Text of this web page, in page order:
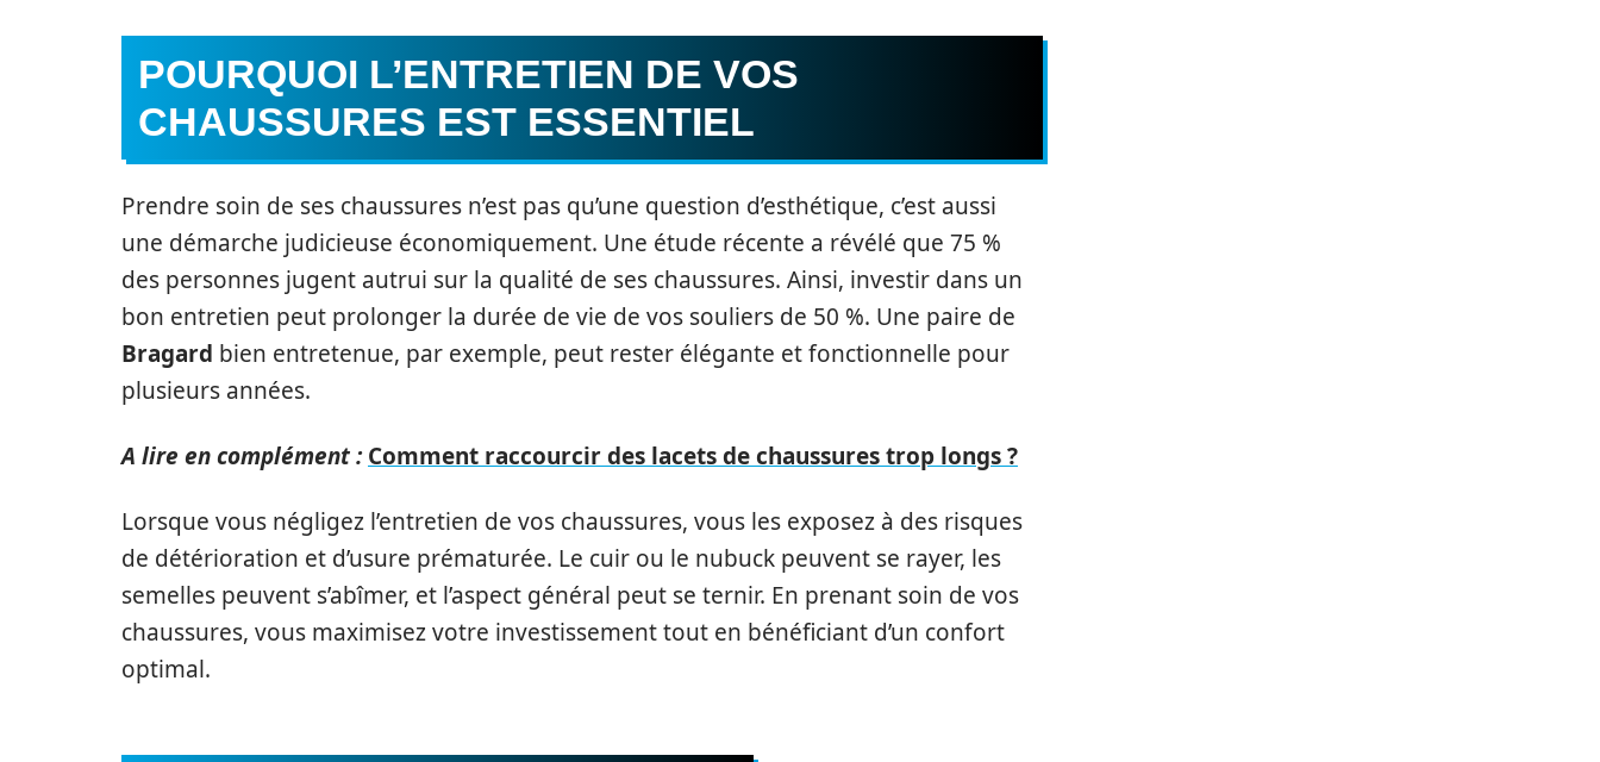
POURQUOI L’ENTRETIEN DE VOS
CHAUSSURES EST ESSENTIEL
Prendre soin de ses chaussures n’est pas qu’une question d’esthétique, c’est aussi
une démarche judicieuse économiquement. Une étude récente a révélé que 75 %
des personnes jugent autrui sur la qualité de ses chaussures. Ainsi, investir dans un
bon entretien peut prolonger la durée de vie de vos souliers de 50 %. Une paire de
Bragard bien entretenue, par exemple, peut rester élégante et fonctionnelle pour
plusieurs années.
A lire en complément : Comment raccourcir des lacets de chaussures trop longs ?
Lorsque vous négligez l’entretien de vos chaussures, vous les exposez à des risques
de détérioration et d’usure prématurée. Le cuir ou le nubuck peuvent se rayer, les
semelles peuvent s’abîmer, et l’aspect général peut se ternir. En prenant soin de vos
chaussures, vous maximisez votre investissement tout en bénéficiant d’un confort
optimal.